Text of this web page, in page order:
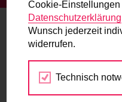
Mit dem Fahrrad in Wien
beste Route.
Wunschbox
Sie haben ein Anliegen
Routenplaner
Fahrrad findest du im
Beta-Version.
Cookie-
Datenschutzerklärung
Wunsch jederzeit
widerrufen.
Technisch